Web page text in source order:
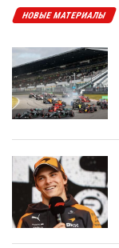
НОВЫЕ МАТЕРИАЛЫ